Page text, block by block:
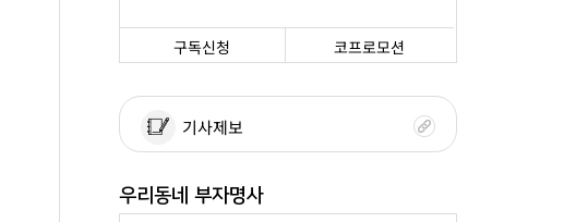
구독신청 코프로모션
기사제보
우리동네 부자명사